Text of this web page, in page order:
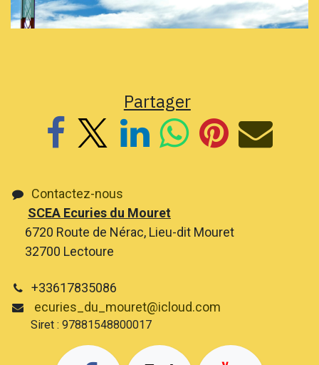
Partager
Contactez-nous
SCEA Ecuries du Mouret
6720 Route de Nérac, Lieu-dit Mouret
32700 Lectoure
+33617835086
ecuries_du_mouret@icloud.com
Siret : 97881548800017